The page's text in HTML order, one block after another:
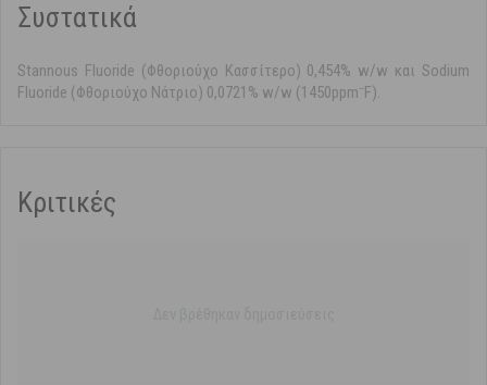
Συστατικά
Stannous Fluoride (Φθοριούχο Κασσίτερο) 0,454% w/w και Sodium
Fluoride (Φθοριούχο Νάτριο) 0,0721% w/w (1450ppm⁻F).
Κριτικές